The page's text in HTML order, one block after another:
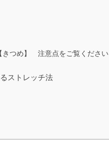
きつめ】 注意点をご覧ください
ストレッチ法